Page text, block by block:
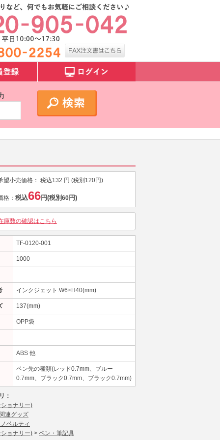
望小売価格： 税込132 円 (税別 120円)
格： 税込66円(税別 60円)
庫数の確認はこちら
TF-0120-001
1000
インクジェット:W6×H40(mm)
137(mm)
OPP袋
ABS 他
ペン先の種類(レッド0.7mm、ブルー
0.7mm、ブラック0.7mm、ブラック0.7mm)
：
ョナリー)
連グッズ
ベルティ
ョナリー) > ペン・筆記具